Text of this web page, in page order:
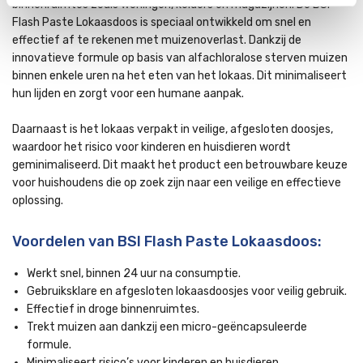
binnenruimtes zoals woningen, kelders en magazijnen. De BSI
Flash Paste Lokaasdoos is speciaal ontwikkeld om snel en
effectief af te rekenen met muizenoverlast. Dankzij de
innovatieve formule op basis van alfachloralose sterven muizen
binnen enkele uren na het eten van het lokaas. Dit minimaliseert
hun lijden en zorgt voor een humane aanpak.
Daarnaast is het lokaas verpakt in veilige, afgesloten doosjes,
waardoor het risico voor kinderen en huisdieren wordt
geminimaliseerd. Dit maakt het product een betrouwbare keuze
voor huishoudens die op zoek zijn naar een veilige en effectieve
oplossing.
Voordelen van BSI Flash Paste Lokaasdoos:
Werkt snel, binnen 24 uur na consumptie.
Gebruiksklare en afgesloten lokaasdoosjes voor veilig gebruik.
Effectief in droge binnenruimtes.
Trekt muizen aan dankzij een micro-geëncapsuleerde
formule.